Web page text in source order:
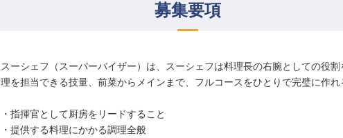
募集要項
スーシェフ（スーパーバイザー）は、スーシェフは料理長の右腕としての役
理を担当できる技量、前菜からメインまで、フルコースをひとりで完璧に作れ
・指揮官として厨房をリードすること
・提供する料理にかかる調理全般